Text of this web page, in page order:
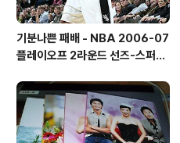
기분나쁜 패배 - NBA 2006-07
플레이오프 2라운드 선즈-스퍼스